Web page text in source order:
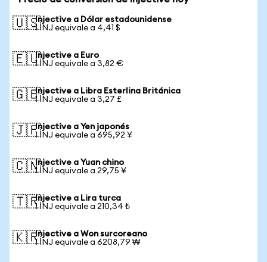
🇺🇸Injective a Dólar estadounidense
1 INJ equivale a 4,41 $
🇪🇺Injective a Euro
1 INJ equivale a 3,82 €
🇬🇧Injective a Libra Esterlina Británica
1 INJ equivale a 3,27 £
🇯🇵Injective a Yen japonés
1 INJ equivale a 695,92 ¥
🇨🇳Injective a Yuan chino
1 INJ equivale a 29,75 ¥
🇹🇷Injective a Lira turca
1 INJ equivale a 210,34 ₺
🇰🇷Injective a Won surcoreano
1 INJ equivale a 6208,79 ₩